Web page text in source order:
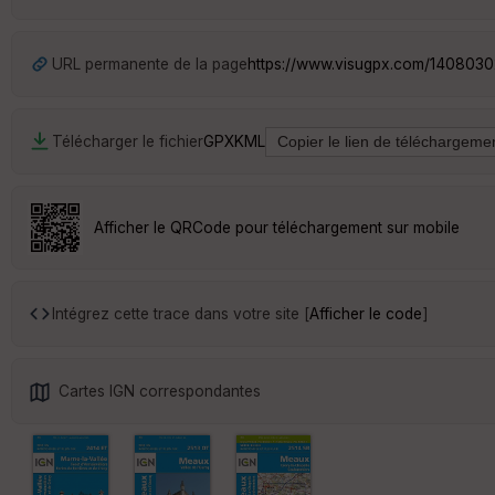
URL permanente de la pagehttps://www.visugpx.com/
Télécharger le fichierGPXKML
Afficher le QRCode pour téléchargement sur mobile
Intégrez cette trace dans votre site [Afficher le code]
Cartes IGN correspondantes